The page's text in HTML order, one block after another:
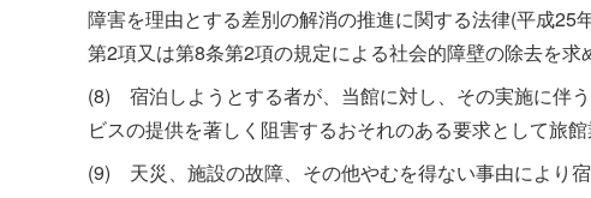
障害を理由とする差別の解消の推進に関する法律(平成
第2項又は第8条第2項の規定による社会的障壁の除去を求
(8) 宿泊しようとする者が、当館に対し、その実施に伴
ビスの提供を著しく阻害するおそれのある要求として旅
(9) 天災、施設の故障、その他やむを得ない事由により宿